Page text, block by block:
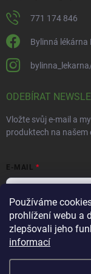
Používáme
prohlížení webu a
zlepšovali jeho
informací
771 174 846
Bylinná lékárna
ODEBÍRAT
Vložte svůj e-mail a
produktech na našem
E-MAIL
Vložením e-mailu
Přihlásit se